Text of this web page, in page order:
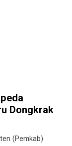
Dongkrak
(Pemkab)